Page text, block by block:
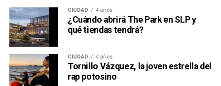
CIUDAD 4 años
¿Cuándo abrirá The Park en SLP y
qué tiendas tendrá?
CIUDAD 4 años
Tornillo Vázquez, la joven estrella del
rap potosino